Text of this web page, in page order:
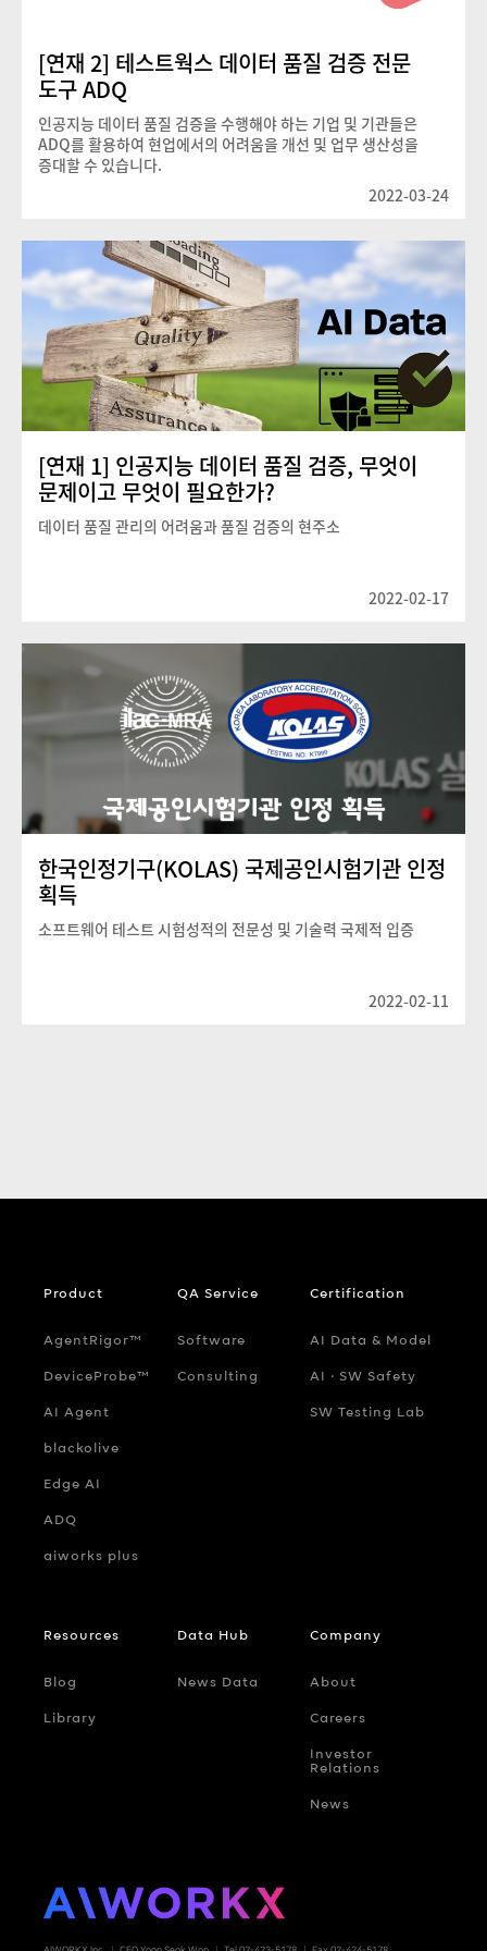
[연재 2] 테스트웍스 데이터 품질 검증 전문
도구 ADQ
인공지능 데이터 품질 검증을 수행해야 하는 기업 및 기관들은
ADQ를 활용하여 현업에서의 어려움을 개선 및 업무 생산성을
증대할 수 있습니다.
2022-03-24
[연재 1] 인공지능 데이터 품질 검증, 무엇이
문제이고 무엇이 필요한가?
데이터 품질 관리의 어려움과 품질 검증의 현주소
2022-02-17
한국인정기구(KOLAS) 국제공인시험기관 인정
획득
소프트웨어 테스트 시험성적의 전문성 및 기술력 국제적 입증
2022-02-11
Product
AgentRigor™
DeviceProbe™
AI Agent
blackolive
Edge AI
ADQ
aiworks plus
QA Service
Software
Consulting
Certification
AI Data & Model
AI ‧ SW Safety
SW Testing Lab
Resources
Blog
Library
Data Hub
News Data
Company
About
Careers
Investor
Relations
News